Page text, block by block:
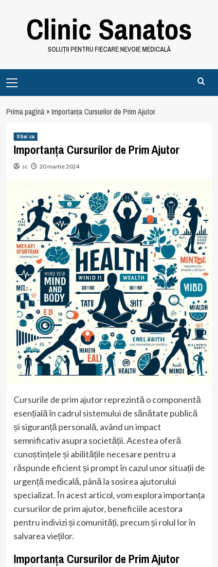
Clinic Sanatos
SOLUȚII PENTRU FIECARE NEVOIE MEDICALĂ
Menu
Prima pagină»Importanța Cursurilor de Prim Ajutor
Stiai ca
Importanța Cursurilor de Prim Ajutor
sc 20 martie 2024
Cursurile de prim ajutor reprezintă o componentă
esențială în cadrul sistemului de sănătate publică
și siguranță personală, având un impact
semnificativ asupra societății. Acestea oferă
cunoștințele și abilitățile necesare pentru a
răspunde eficient și prompt în cazul unor situații de
urgență medicală, până la sosirea ajutorului
specializat. În acest articol, vom explora importanța
cursurilor de prim ajutor, beneficiile acestora
pentru indivizi și comunități, precum și rolul lor în
salvarea vieților.
Importanța Cursurilor de Prim Ajutor